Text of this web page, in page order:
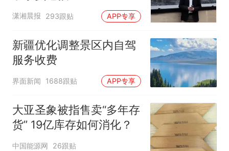
潇湘晨报 293跟贴 APP专享
新疆优化调整景区内自驾
服务收费
界面新闻 1688跟贴 APP专享
大亚圣象被指售卖“多年存
货” 19亿库存如何消化？
中国能源网 26跟贴